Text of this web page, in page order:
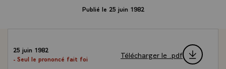
Publié le 25 juin 1982
25 juin 1982
- Seul le prononcé fait foi
Télécharger le .pdf